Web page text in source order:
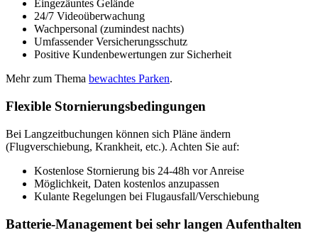
Eingezäuntes Gelände
24/7 Videoüberwachung
Wachpersonal (zumindest nachts)
Umfassender Versicherungsschutz
Positive Kundenbewertungen zur Sicherheit
Mehr zum Thema bewachtes Parken.
Flexible Stornierungsbedingungen
Bei Langzeitbuchungen können sich Pläne ändern
(Flugverschiebung, Krankheit, etc.). Achten Sie auf:
Kostenlose Stornierung bis 24-48h vor Anreise
Möglichkeit, Daten kostenlos anzupassen
Kulante Regelungen bei Flugausfall/Verschiebung
Batterie-Management bei sehr langen Aufenthalten